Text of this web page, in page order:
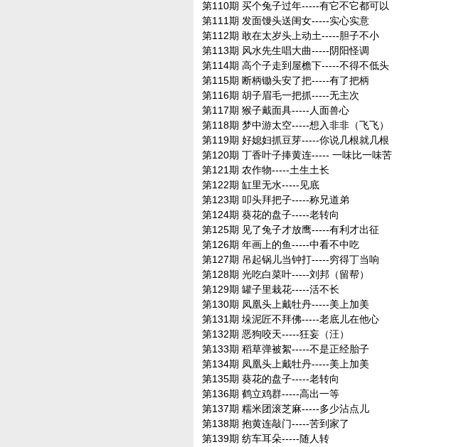
第110期 买个兔子过年-----有它不它都可以
第111期 发面馒头送闺女-----实心实意
第112期 敢在太岁头上动土-----胆子不小
第113期 风水先生唱大曲-----阴阳怪调
第114期 高个子走到屋檐下-----不得不低头
第115期 断柄锄头安了把-----有了把柄
第116期 胡子眉毛一把抓-----无主次
第117期 猴子戴面具-----人面兽心
第118期 梦中游太空-----想入非非（飞飞）
第119期 好媳妇抓豆芽-----你说几根就几根
第120期 丁香叶子捧黄连----- 一味比一味苦
第121期 农作物-----土生土长
第122期 缸里无水-----见底
第123期 叩头拜把子-----称兄道弟
第124期 葵花的盘子-----老转向
第125期 见了兔子才放鹰-----有利才出征
第126期 年画上的鱼-----中看不中吃
第127期 吊起锅儿当钟打-----穷得丁当响
第128期 光吃白菜叶-----刘邦（留帮）
第129期 罐子里栽花-----活不长
第130期 凤凰头上戴牡丹-----美上加美
第131期 垛泥匠不拜佛-----老底儿在他心
第132期 恶狗咬天-----狂妄（汪）
第133期 稻草弹被絮-----不是正经胎子
第134期 凤凰头上戴牡丹-----美上加美
第135期 葵花的盘子-----老转向
第136期 鹤立鸡群-----高出一等
第137期 糯米团滚芝麻-----多少沾点儿
第138期 抱黄连敲门-----苦到家了
第139期 纺车耳朵-----随人转